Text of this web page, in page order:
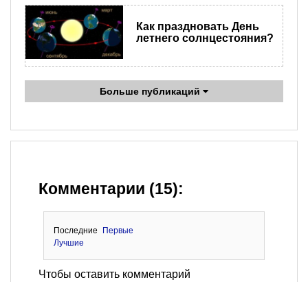
Как праздновать День
летнего солнцестояния?
Больше публикаций
Комментарии (15):
Последние
Первые
Лучшие
Чтобы оставить комментарий